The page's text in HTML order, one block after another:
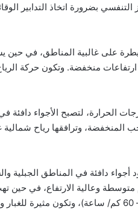
بضرورة اتخاذ التدابير
على غالبية المناطق، في
ارتفاعات منخفضة. وتكون حركة
الحرارة، لتصبح الأجواء دافئة
المنخفضة، وترافقها رياح شمالية
أجواء دافئة في المناطق الجبلية
وعالية الارتفاع، في حين
مع احتمالية حدوث هبات قوية تتخطى سرعتها حاجز (50 – 60 كم/ ساعة)،